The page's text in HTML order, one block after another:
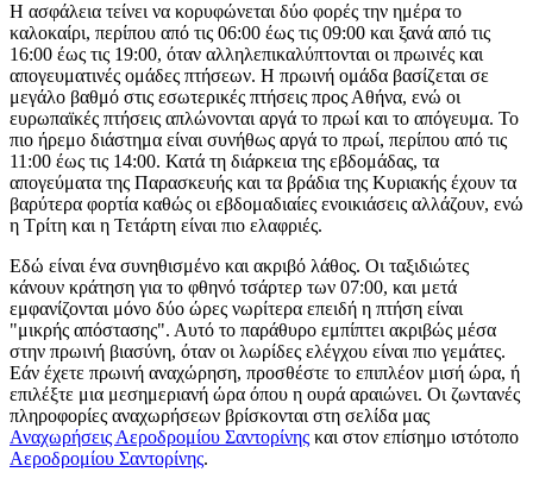
Η ασφάλεια τείνει να κορυφώνεται δύο φορές την ημέρα το
καλοκαίρι, περίπου από τις 06:00 έως τις 09:00 και ξανά από τις
16:00 έως τις 19:00, όταν αλληλεπικαλύπτονται οι πρωινές και
απογευματινές ομάδες πτήσεων. Η πρωινή ομάδα βασίζεται σε
μεγάλο βαθμό στις εσωτερικές πτήσεις προς Αθήνα, ενώ οι
ευρωπαϊκές πτήσεις απλώνονται αργά το πρωί και το απόγευμα. Το
πιο ήρεμο διάστημα είναι συνήθως αργά το πρωί, περίπου από τις
11:00 έως τις 14:00. Κατά τη διάρκεια της εβδομάδας, τα
απογεύματα της Παρασκευής και τα βράδια της Κυριακής έχουν τα
βαρύτερα φορτία καθώς οι εβδομαδιαίες ενοικιάσεις αλλάζουν, ενώ
η Τρίτη και η Τετάρτη είναι πιο ελαφριές.
Εδώ είναι ένα συνηθισμένο και ακριβό λάθος. Οι ταξιδιώτες
κάνουν κράτηση για το φθηνό τσάρτερ των 07:00, και μετά
εμφανίζονται μόνο δύο ώρες νωρίτερα επειδή η πτήση είναι
"μικρής απόστασης". Αυτό το παράθυρο εμπίπτει ακριβώς μέσα
στην πρωινή βιασύνη, όταν οι λωρίδες ελέγχου είναι πιο γεμάτες.
Εάν έχετε πρωινή αναχώρηση, προσθέστε το επιπλέον μισή ώρα, ή
επιλέξτε μια μεσημεριανή ώρα όπου η ουρά αραιώνει. Οι ζωντανές
πληροφορίες αναχωρήσεων βρίσκονται στη σελίδα μας
Αναχωρήσεις Αεροδρομίου Σαντορίνης και στον επίσημο ιστότοπο
Αεροδρομίου Σαντορίνης.